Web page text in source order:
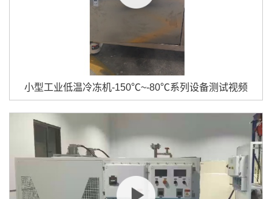
小型工业低温冷冻机-150℃~-80℃系列设备测试视频